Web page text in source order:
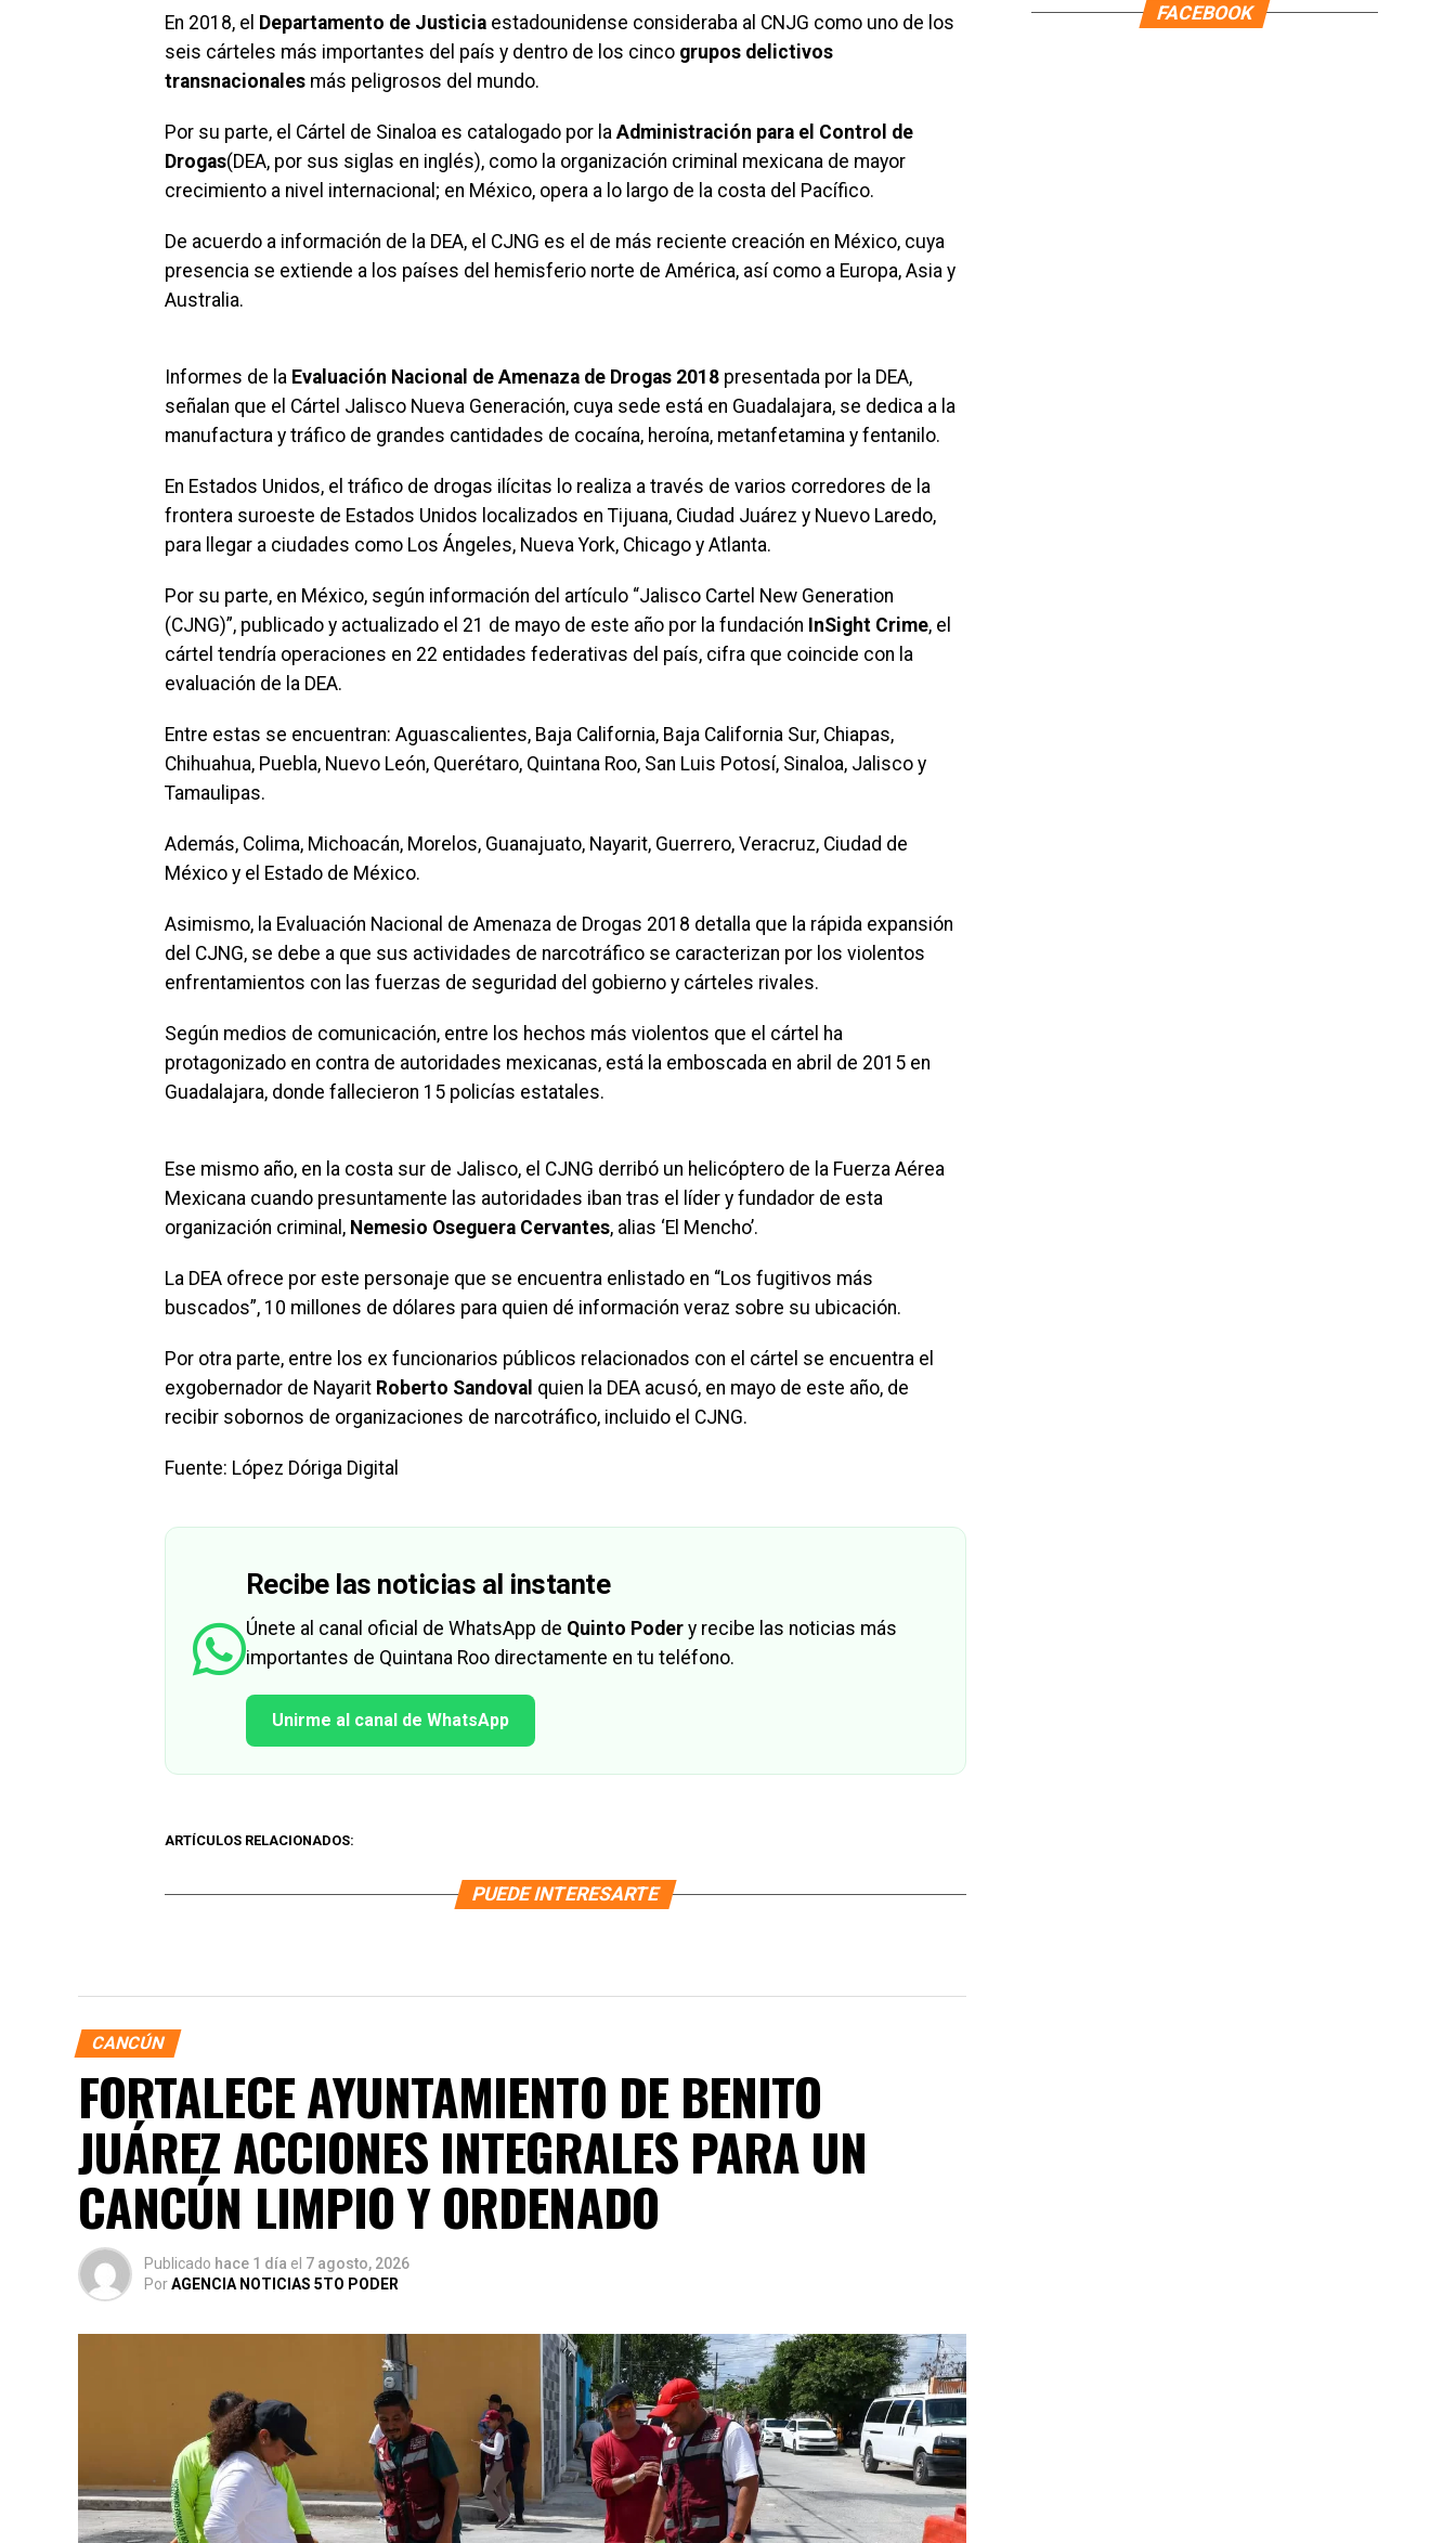
En 2018, el Departamento de Justicia estadounidense consideraba al CNJG como uno de los
seis cárteles más importantes del país y dentro de los cinco grupos delictivos
transnacionales más peligrosos del mundo.
Por su parte, el Cártel de Sinaloa es catalogado por la Administración para el Control de
Drogas(DEA, por sus siglas en inglés), como la organización criminal mexicana de mayor
crecimiento a nivel internacional; en México, opera a lo largo de la costa del Pacífico.
De acuerdo a información de la DEA, el CJNG es el de más reciente creación en México, cuya
presencia se extiende a los países del hemisferio norte de América, así como a Europa, Asia y
Australia.
Informes de la Evaluación Nacional de Amenaza de Drogas 2018 presentada por la DEA,
señalan que el Cártel Jalisco Nueva Generación, cuya sede está en Guadalajara, se dedica a la
manufactura y tráfico de grandes cantidades de cocaína, heroína, metanfetamina y fentanilo.
En Estados Unidos, el tráfico de drogas ilícitas lo realiza a través de varios corredores de la
frontera suroeste de Estados Unidos localizados en Tijuana, Ciudad Juárez y Nuevo Laredo,
para llegar a ciudades como Los Ángeles, Nueva York, Chicago y Atlanta.
Por su parte, en México, según información del artículo “Jalisco Cartel New Generation
(CJNG)”, publicado y actualizado el 21 de mayo de este año por la fundación InSight Crime, el
cártel tendría operaciones en 22 entidades federativas del país, cifra que coincide con la
evaluación de la DEA.
Entre estas se encuentran: Aguascalientes, Baja California, Baja California Sur, Chiapas,
Chihuahua, Puebla, Nuevo León, Querétaro, Quintana Roo, San Luis Potosí, Sinaloa, Jalisco y
Tamaulipas.
Además, Colima, Michoacán, Morelos, Guanajuato, Nayarit, Guerrero, Veracruz, Ciudad de
México y el Estado de México.
Asimismo, la Evaluación Nacional de Amenaza de Drogas 2018 detalla que la rápida expansión
del CJNG, se debe a que sus actividades de narcotráfico se caracterizan por los violentos
enfrentamientos con las fuerzas de seguridad del gobierno y cárteles rivales.
Según medios de comunicación, entre los hechos más violentos que el cártel ha
protagonizado en contra de autoridades mexicanas, está la emboscada en abril de 2015 en
Guadalajara, donde fallecieron 15 policías estatales.
Ese mismo año, en la costa sur de Jalisco, el CJNG derribó un helicóptero de la Fuerza Aérea
Mexicana cuando presuntamente las autoridades iban tras el líder y fundador de esta
organización criminal, Nemesio Oseguera Cervantes, alias ‘El Mencho’.
La DEA ofrece por este personaje que se encuentra enlistado en “Los fugitivos más
buscados”, 10 millones de dólares para quien dé información veraz sobre su ubicación.
Por otra parte, entre los ex funcionarios públicos relacionados con el cártel se encuentra el
exgobernador de Nayarit Roberto Sandoval quien la DEA acusó, en mayo de este año, de
recibir sobornos de organizaciones de narcotráfico, incluido el CJNG.
Fuente: López Dóriga Digital
Recibe las noticias al instante
Únete al canal oficial de WhatsApp de Quinto Poder y recibe las noticias más
importantes de Quintana Roo directamente en tu teléfono.
Unirme al canal de WhatsApp
ARTÍCULOS RELACIONADOS:
PUEDE INTERESARTE
CANCÚN
FORTALECE AYUNTAMIENTO DE BENITO
JUÁREZ ACCIONES INTEGRALES PARA UN
CANCÚN LIMPIO Y ORDENADO
Publicado hace 1 día el 7 agosto, 2026
PorAGENCIA NOTICIAS 5TO PODER
FACEBOOK